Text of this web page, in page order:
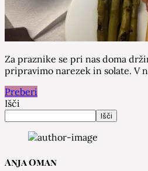
Za praznike se pri nas doma
pripravimo narezek in solate. V
Preberi
Išči
Išči
Anja Oman